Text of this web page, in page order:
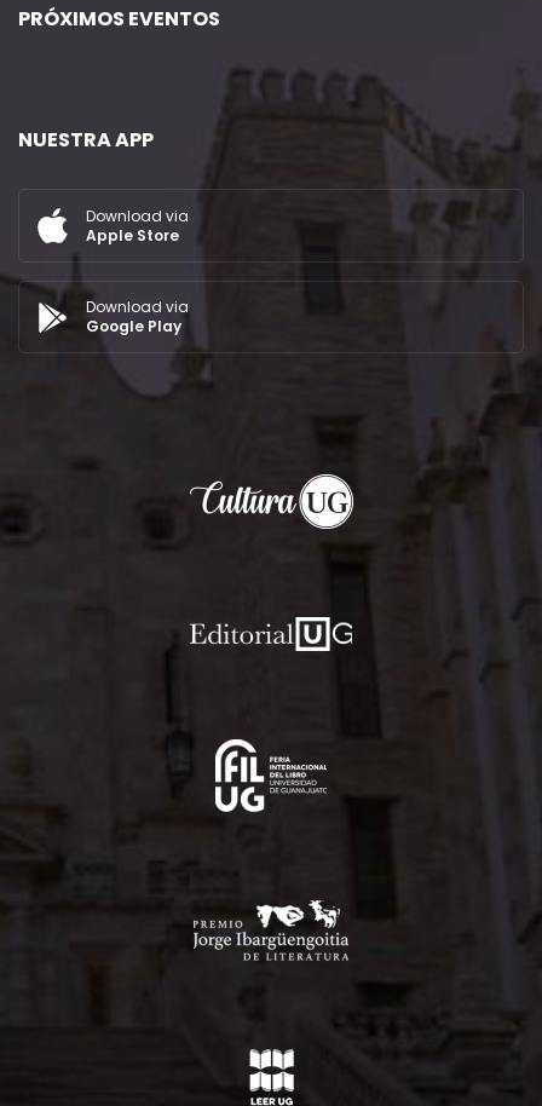
PRÓXIMOS EVENTOS
NUESTRA APP
Download via
Apple Store
Download via
Google Play